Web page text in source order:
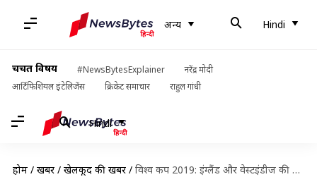
अन्य Hindi
चर्चित विषय #NewsBytesExplainer
नरेंद्र मोदी
आर्टिफिशियल इंटेलिजेंस
क्रिकेट समाचार राहुल गांधी
Hindi
होम / खबरें / खेलकूद की खबरें / विश्व कप 2019: इंग्लैंड और वेस्टइंडीज की होगी टक्कर, जानिए पिच रिपोर्ट और आंकड़े